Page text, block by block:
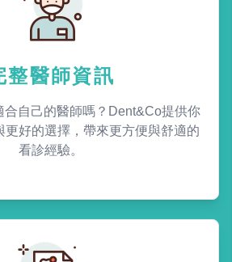
整醫師資訊
合自己的醫師嗎？Dent&Co提供你
更好的選擇，帶來更方便與舒適的
看診經驗。